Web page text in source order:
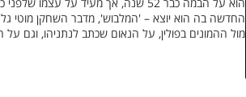
הוא על הבמה כבר 52 שנה, אך מעיד
החדשה בה הוא יוצא – 'המלבוש', מדבר השחקן מוטי
מול ההמונים בפולין, על הנאום שכתב לנתניהו, וגם